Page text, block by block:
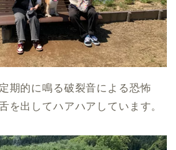
期的に鳴る破裂音による恐怖
を出してハアハアしています。